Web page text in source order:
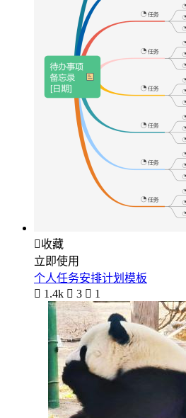
收藏
立即使用
个人任务安排计划模板
 1.4k  3  1